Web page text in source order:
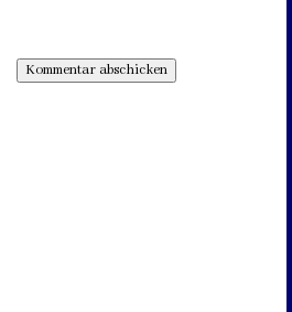
Kommentar abschicken